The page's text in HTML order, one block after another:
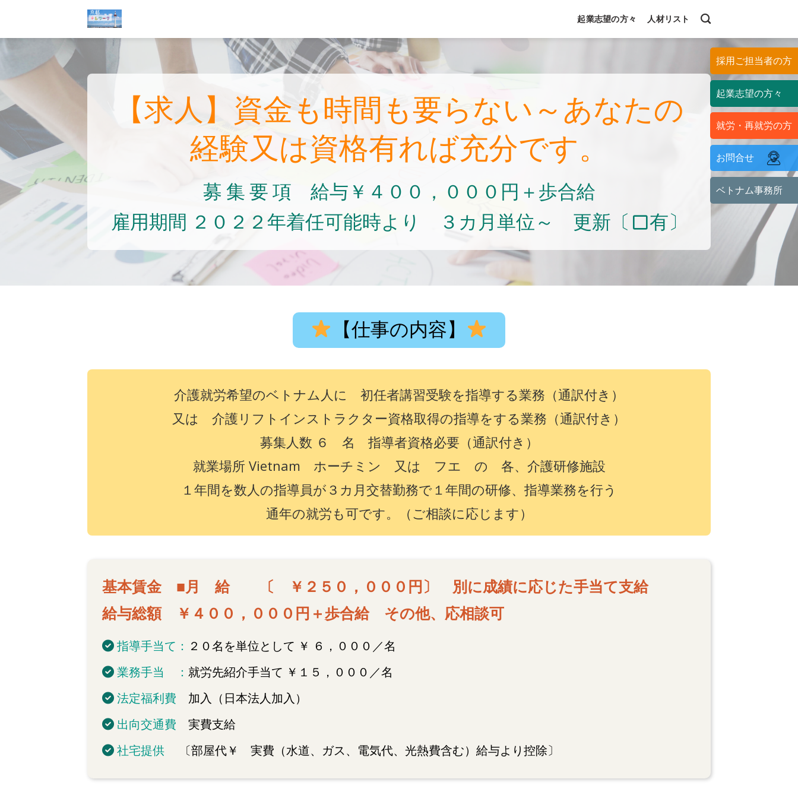
content
起業志望の方々 人材リスト
【求人】資金も時間も要らない～あなたの
経験又は資格有れば充分です。
募 集 要 項 給与￥４００，０００円＋歩合給
雇用期間 ２０２２年着任可能時より ３カ月単位～ 更新〔
有〕
【仕事の内容】
介護就労希望のベトナム人に 初任者講習受験を指導する業務（通訳付き）
又は 介護リフトインストラクター資格取得の指導をする業務（通訳付き）
募集人数 ６ 名 指導者資格必要（通訳付き）
就業場所 Vietnam ホーチミン 又は フエ の 各、介護研修施設
１年間を数人の指導員が３カ月交替勤務で１年間の研修、指導業務を行う
通年の就労も可です。（ご相談に応じます）
基本賃金 ■月 給 〔 ￥２５０，０００円〕 別に成績に応じた手当て支給
給与総額 ￥４００，０００円＋歩合給 その他、応相談可
指導手当て： ２０名を単位として ￥ ６，０００／名
業務手当 ： 就労先紹介手当て ￥１５，０００／名
法定福利費 加入（日本法人加入）
出向交通費 実費支給
社宅提供 〔部屋代￥ 実費（水道、ガス、電気代、光熱費含む）給与より控除〕
採用ご担当者の方
起業志望の方々
就労・再就労の方
お問合せ
ベトナム事務所